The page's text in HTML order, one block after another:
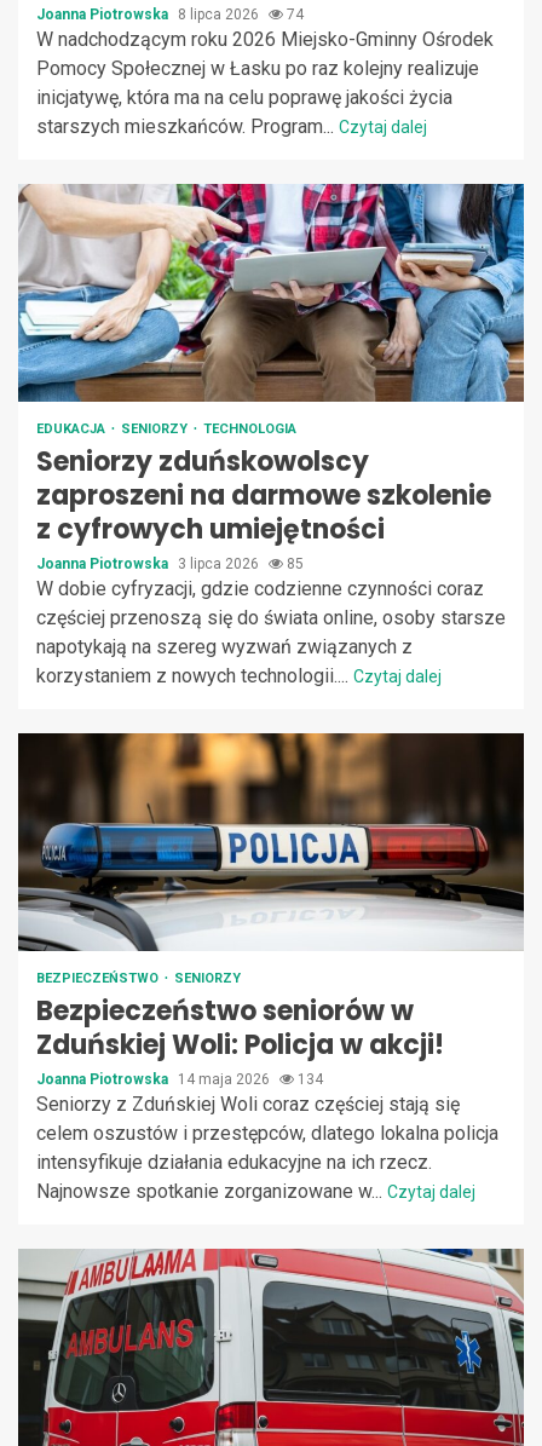
Joanna Piotrowska 8 lipca 2026 74
W nadchodzącym roku 2026 Miejsko-Gminny Ośrodek
Pomocy Społecznej w Łasku po raz kolejny realizuje
inicjatywę, która ma na celu poprawę jakości życia
starszych mieszkańców. Program... Czytaj dalej
EDUKACJA SENIORZY TECHNOLOGIA
Seniorzy zduńskowolscy
zaproszeni na darmowe szkolenie
z cyfrowych umiejętności
Joanna Piotrowska 3 lipca 2026 85
W dobie cyfryzacji, gdzie codzienne czynności coraz
częściej przenoszą się do świata online, osoby starsze
napotykają na szereg wyzwań związanych z
korzystaniem z nowych technologii.... Czytaj dalej
BEZPIECZEŃSTWO SENIORZY
Bezpieczeństwo seniorów w
Zduńskiej Woli: Policja w akcji!
Joanna Piotrowska 14 maja 2026 134
Seniorzy z Zduńskiej Woli coraz częściej stają się
celem oszustów i przestępców, dlatego lokalna policja
intensyfikuje działania edukacyjne na ich rzecz.
Najnowsze spotkanie zorganizowane w... Czytaj dalej